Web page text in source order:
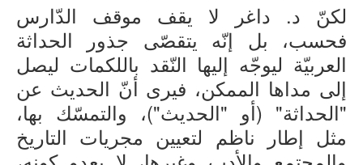
لكنّ د. داغر لا يقف موقف الدّارس
فحسب، بل إنّه يتقصّى جذور الحداثة
العربيّة ليوجّه إليها النّقد باللكمات ليصل
إلى مداها الممكن، فيرى أنّ الحديث عن
"الحداثة" (أو "الحديث")، والتمسّك بها،
مثل إطار ناظم لتعيين مجريات التاريخ